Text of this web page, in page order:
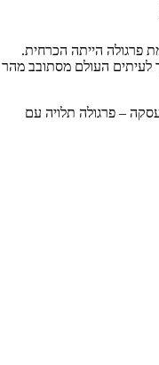
פרגולה הייתה הכרחית.
העולם מסתובב מהר
חתימת העסקה – פרגולה תלויה עם